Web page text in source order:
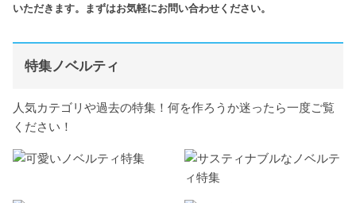
いただきます。まずはお気軽にお問い合わせください。
特集ノベルティ
人気カテゴリや過去の特集！何を作ろうか迷ったら一度ご覧
ください！